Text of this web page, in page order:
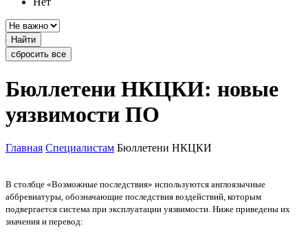
Найти
сбросить все
Бюллетени НКЦКИ: новые
уязвимости ПО
Главная Специалистам Бюллетени НКЦКИ
В столбце «Возможные последствия» используются англоязычные
аббревиатуры, обозначающие последствия воздействий, которым
подвергается система при эксплуатации уязвимости. Ниже приведены их
значения и перевод: